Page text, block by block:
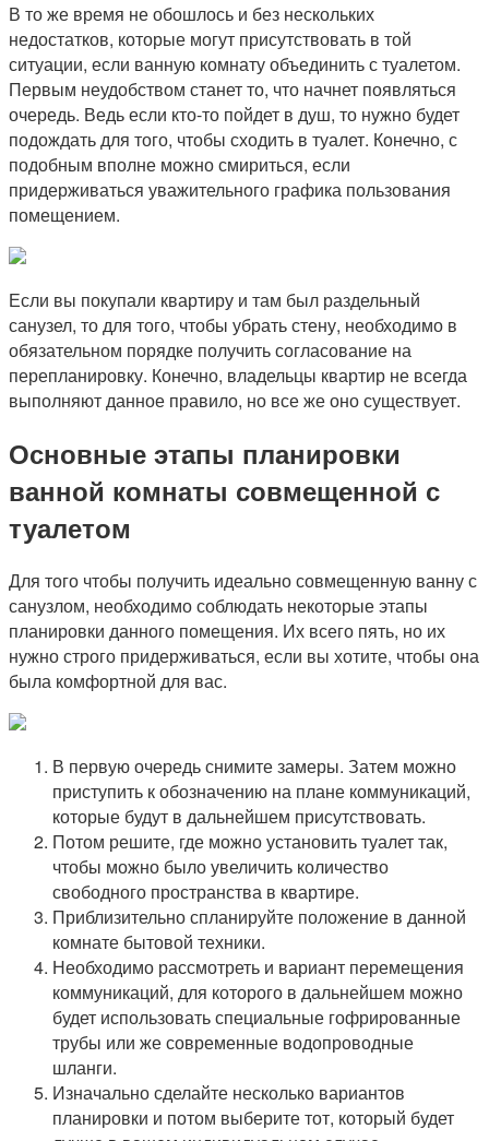
В то же время не обошлось и без нескольких
недостатков, которые могут присутствовать в той
ситуации, если ванную комнату объединить с туалетом.
Первым неудобством станет то, что начнет появляться
очередь. Ведь если кто-то пойдет в душ, то нужно будет
подождать для того, чтобы сходить в туалет. Конечно, с
подобным вполне можно смириться, если
придерживаться уважительного графика пользования
помещением.
Если вы покупали квартиру и там был раздельный
санузел, то для того, чтобы убрать стену, необходимо в
обязательном порядке получить согласование на
перепланировку. Конечно, владельцы квартир не всегда
выполняют данное правило, но все же оно существует.
Основные этапы планировки
ванной комнаты совмещенной с
туалетом
Для того чтобы получить идеально совмещенную ванну с
санузлом, необходимо соблюдать некоторые этапы
планировки данного помещения. Их всего пять, но их
нужно строго придерживаться, если вы хотите, чтобы она
была комфортной для вас.
В первую очередь снимите замеры. Затем можно
приступить к обозначению на плане коммуникаций,
которые будут в дальнейшем присутствовать.
Потом решите, где можно установить туалет так,
чтобы можно было увеличить количество
свободного пространства в квартире.
Приблизительно спланируйте положение в данной
комнате бытовой техники.
Необходимо рассмотреть и вариант перемещения
коммуникаций, для которого в дальнейшем можно
будет использовать специальные гофрированные
трубы или же современные водопроводные
шланги.
Изначально сделайте несколько вариантов
планировки и потом выберите тот, который будет